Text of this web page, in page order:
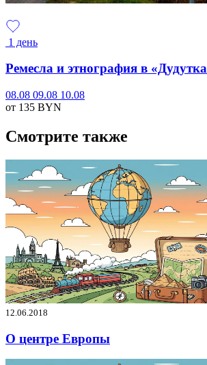
1 день
Ремесла и этнография в
08.08 09.08 10.08
от 135 BYN
Смотрите также
12.06.2018
О центре Европы